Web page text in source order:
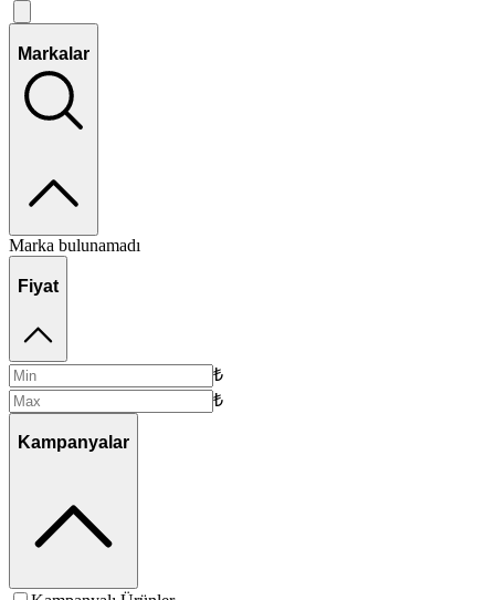
Markalar
Marka bulunamadı
Fiyat
₺
₺
Kampanyalar